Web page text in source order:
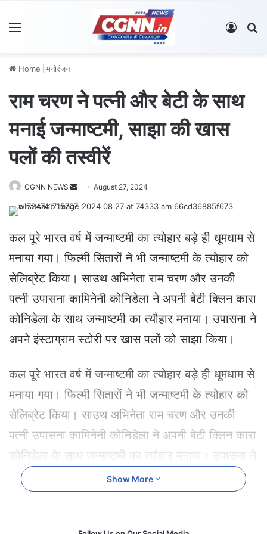
Log In
Home मनोरंजन
राम चरण ने पत्नी और बेटी के साथ
मनाई जन्माष्टमी, साझा की खास
पलों की तस्वीरें
CGNN NEWS
e
d
a
n
a
i
August 27, 2024
कल पूरे भारत वर्ष में जन्माष्टमी का त्योहार बड़े ही धूमधाम से
मनाया गया। फिल्मी सितारों ने भी जन्माष्टमी के त्योहार को
सेलिब्रेट किया। साउथ अभिनेता राम चरण और उनकी
पत्नी उपासना कामिनेनी कोनिडेला ने अपनी बेटी क्लिन कारा
कोनिडेला के साथ जन्माष्टमी का त्यौहार मनाया। उपासना ने
अपने इंस्टाग्राम स्टोरी पर खास पलों को साझा किया।
कल पूरे भारत वर्ष में जन्माष्टमी का त्योहार बड़े ही धूमधाम से
मनाया गया। फिल्मी सितारों ने भी जन्माष्टमी के त्योहार को
सेलिब्रेट किया। साउथ अभिनेता राम चरण और उनकी
पत्नी उपासना कामिनेनी कोनिडेला ने अपनी बेटी क्लिन कारा
कोनिडेला के साथ जन्माष्टमी का त्यौहार मनाया। उपासना ने
अपने इंस्टाग्राम स्टोरी पर खास पलों को साझा किया।
तस्वीर के साथ उपासना ने लिखा, ‘अम्मा और कारा। प्यारी
Show More